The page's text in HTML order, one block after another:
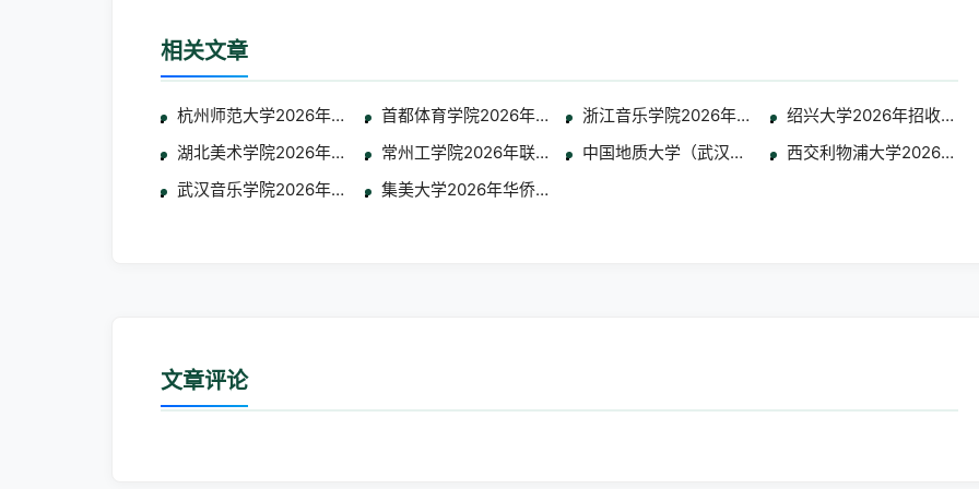
相关文章
杭州师范大学2026年联合招收华侨港澳台学生简章首都体育学院2026年通过全国联招考试招收华侨港澳台学生简章
湖北美术学院2026年面向华侨港澳台地区本科招生考试专业合格分数线及成绩查询公告
常州工学院2026年联合招收艺术类华侨港澳台学生简章
武汉音乐学院2026年招收华侨港澳台学生专业考试考生须知
集美大学2026年华侨港澳台艺术、体育类招生公告
浙江音乐学院2026年华侨港澳台本科招生专业考试合
绍兴大学2026年招收华侨
中国地质大学（武汉）2026年招收港澳台侨学生 艺术
西交利物浦大学2026年华
文章评论